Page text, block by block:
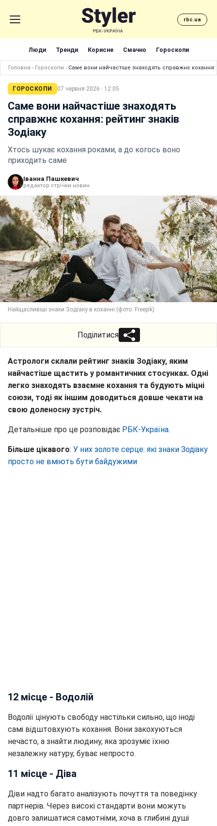
rbc.ua
Люди Тренди Корисне Смачно Гороскопи
Головна › Гороскопи › Саме вони найчастіше знаходять справжнє кохання:
ГОРОСКОПИ 07 червня 2026 · 12:05
Саме вони найчастіше знаходять
справжнє кохання: рейтинг знаків
Зодіаку
Хтось шукає кохання роками, а до когось воно
приходить саме
Іванна Пашкевич
редактор стрічки новин
Найщасливіші знаки Зодіаку в коханні (фото: Freepik)
Поділитися
Астрологи склали рейтинг знаків Зодіаку, яким
найчастіше щастить у романтичних стосунках. Одні
легко знаходять взаємне кохання та будують міцні
союзи, тоді як іншим доводиться довше чекати на
свою доленосну зустріч.
Детальніше про це розповідає РБК-Україна.
Більше цікавого: У них золоте серце: які знаки Зодіаку
просто не вміють бути байдужими
12 місце - Водолій
Водолії цінують свободу настільки сильно, що іноді
самі відштовхують кохання. Вони закохуються
нечасто, а знайти людину, яка зрозуміє їхню
незалежну натуру, буває непросто.
11 місце - Діва
Діви надто багато аналізують почуття та поведінку
партнерів. Через високі стандарти вони можуть
довго залишатися самотніми, хоча в глибині душі